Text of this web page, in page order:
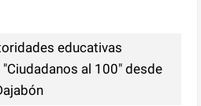
educativas
al 100" desde